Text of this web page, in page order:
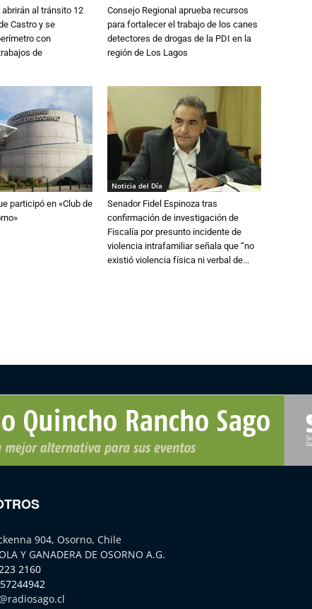
al tránsito 12
Castro y se
con
de
Consejo Regional aprueba recursos
para fortalecer el trabajo de los canes
detectores de drogas de la PDI en la
región de Los Lagos
participó en «Club de
Noticia del Día
Senador Fidel Espinoza tras
confirmación de investigación de
Fiscalía por presunto incidente de
violencia intrafamiliar señala que “no
existió violencia física ni verbal de...
904, Osorno, Chile
Y GANADERA DE OSORNO A.G.
2160